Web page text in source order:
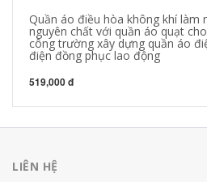
Quần áo điều hòa không khí làm
nguyên chất với quần áo quạt
công trường xây dựng quần áo
điện đồng phục lao động
519,000 đ
LIÊN HỆ